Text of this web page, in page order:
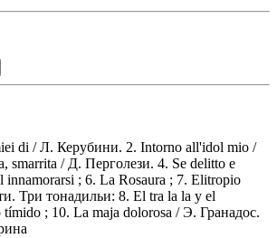
di / Л. Керубини. 2. Intorno all'idol mio /
smarrita / Д. Перголези. 4. Se delitto e
innamorarsi ; 6. La Rosaura ; 7. Elitropio
Три тонадильи: 8. El tra la la y el
; 10. La maja dolorosa / Э. Гранадос.